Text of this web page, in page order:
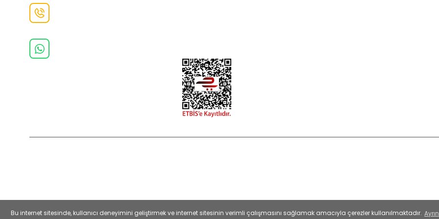
Bu internet sitesinde, kullanıcı deneyimini geliştirmek ve internet sitesinin verimli çalışmasını sağlamak amacıyla çerezler kullanılmaktadır.